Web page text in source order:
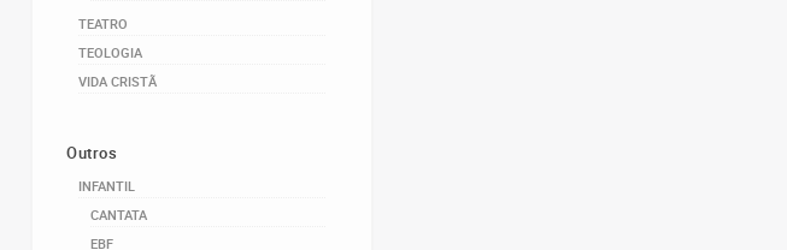
TEATRO
TEOLOGIA
VIDA CRISTÃ
Outros
INFANTIL
CANTATA
EBF